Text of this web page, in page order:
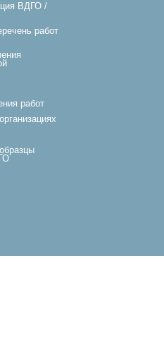
ВДГО /
работ
работ